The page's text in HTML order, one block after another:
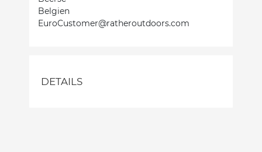
Belgien
EuroCustomer@ratheroutdoors.com
DETAILS